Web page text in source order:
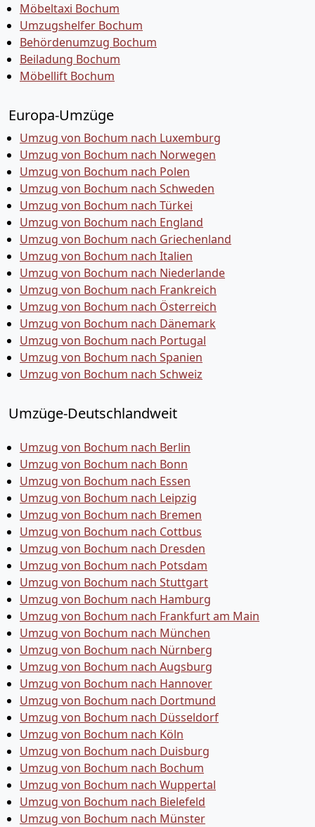
Möbeltaxi Bochum
Umzugshelfer Bochum
Behördenumzug Bochum
Beiladung Bochum
Möbellift Bochum
Europa-Umzüge
Umzug von Bochum nach Luxemburg
Umzug von Bochum nach Norwegen
Umzug von Bochum nach Polen
Umzug von Bochum nach Schweden
Umzug von Bochum nach Türkei
Umzug von Bochum nach England
Umzug von Bochum nach Griechenland
Umzug von Bochum nach Italien
Umzug von Bochum nach Niederlande
Umzug von Bochum nach Frankreich
Umzug von Bochum nach Österreich
Umzug von Bochum nach Dänemark
Umzug von Bochum nach Portugal
Umzug von Bochum nach Spanien
Umzug von Bochum nach Schweiz
Umzüge-Deutschlandweit
Umzug von Bochum nach Berlin
Umzug von Bochum nach Bonn
Umzug von Bochum nach Essen
Umzug von Bochum nach Leipzig
Umzug von Bochum nach Bremen
Umzug von Bochum nach Cottbus
Umzug von Bochum nach Dresden
Umzug von Bochum nach Potsdam
Umzug von Bochum nach Stuttgart
Umzug von Bochum nach Hamburg
Umzug von Bochum nach Frankfurt am Main
Umzug von Bochum nach München
Umzug von Bochum nach Nürnberg
Umzug von Bochum nach Augsburg
Umzug von Bochum nach Hannover
Umzug von Bochum nach Dortmund
Umzug von Bochum nach Düsseldorf
Umzug von Bochum nach Köln
Umzug von Bochum nach Duisburg
Umzug von Bochum nach Bochum
Umzug von Bochum nach Wuppertal
Umzug von Bochum nach Bielefeld
Umzug von Bochum nach Münster